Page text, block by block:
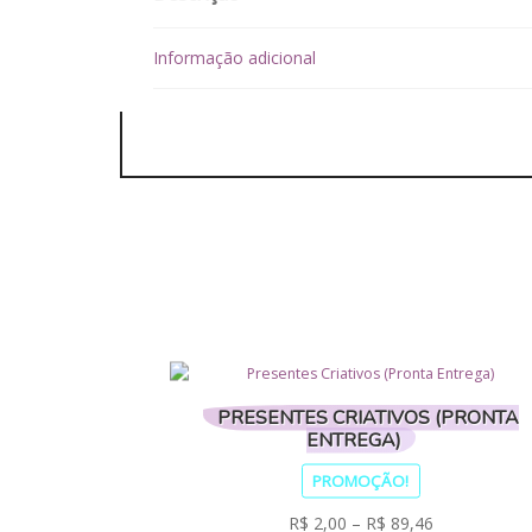
Informação adicional
PRESENTES CRIATIVOS (PRONTA
ENTREGA)
PROMOÇÃO!
R$ 2,00 – R$ 89,46